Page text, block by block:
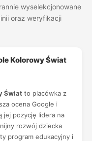
wyselekcjonowane
oraz weryfikacji
Kolorowy Świat
Świat to placówka z
ocena Google i
jej pozycję lidera na
rozwój dziecka
program edukacyjny i